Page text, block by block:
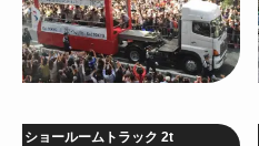
ショールームトラック 2t